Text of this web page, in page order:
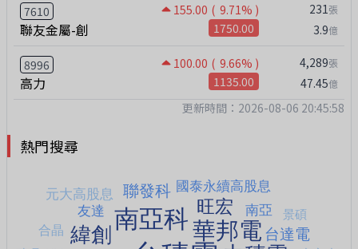
7610 155.00 ( 9.71% )
聯友金屬-創 1750.00
231張
3.9億
8996 100.00 ( 9.66% )
高力 1135.00
4,289張
47.45億
更新時間：2026-08-06 20:45:58
熱門搜尋